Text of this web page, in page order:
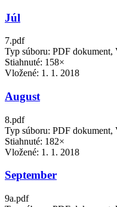
Júl
7.pdf
Typ súboru: PDF
Stiahnuté: 158×
Vložené: 1. 1. 2018
August
8.pdf
Typ súboru: PDF
Stiahnuté: 182×
Vložené: 1. 1. 2018
September
9a.pdf